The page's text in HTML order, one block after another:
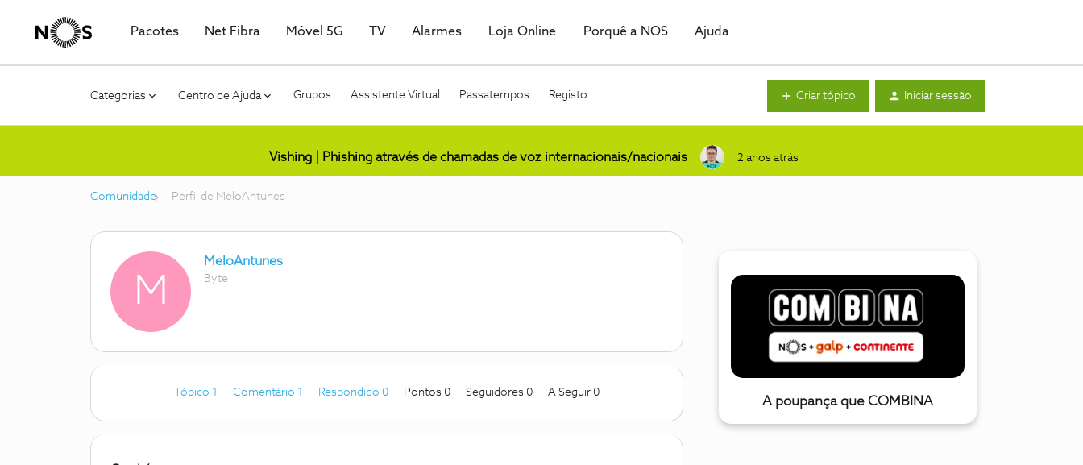
Pacotes Net Fibra Móvel 5G TV Alarmes Loja Online Porquê a NOS Ajuda
Categorias Centro de Ajuda Grupos Assistente Virtual Passatempos Registo Criar tópico Iniciar sessão
Vishing | Phishing através de chamadas de voz internacionais/nacionais 2 anos atrás
Comunidade Perfil de MeloAntunes
M
MeloAntunes
Byte
Tópico 1 Comentário 1 Respondido 0 Pontos 0 Seguidores 0 A Seguir 0
A poupança que COMBINA